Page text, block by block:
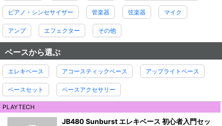
ピアノ・シンセサイザー 管楽器 弦楽器 マイク
アンプ エフェクター その他
ベースから選ぶ
エレキベース アコースティックベース アップライトベース
ベースセット ベースアクセサリー
PLAYTECH
JB480 Sunburst エレキベース 初心者入門セッ